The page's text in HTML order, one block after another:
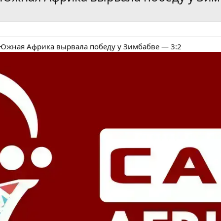
Африка вырвала победу у Зимбабве — 3:2